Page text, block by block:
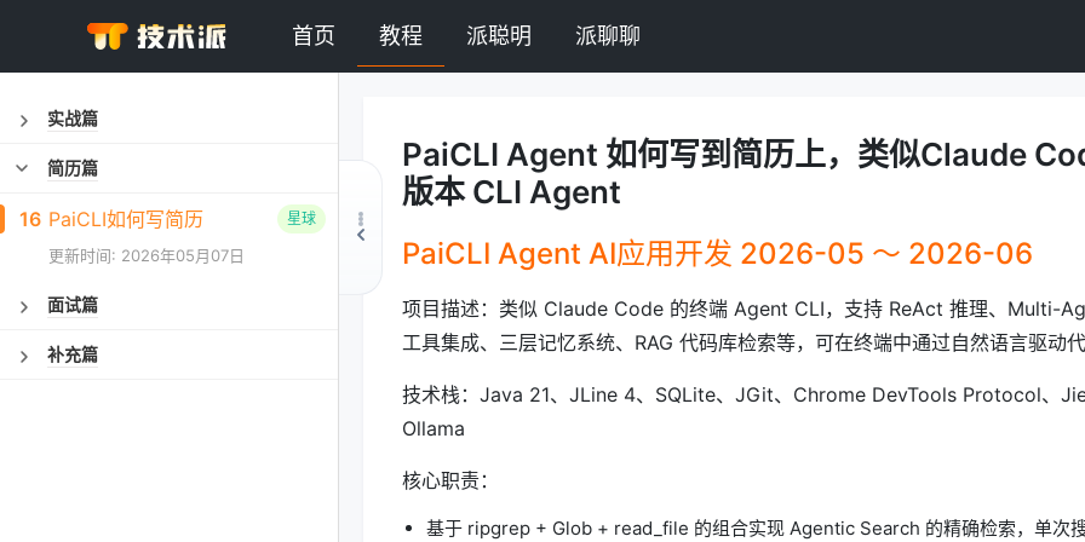
首页 教程 派聪明 派聊聊
实战篇
简历篇
16 PaiCLI如何写简历
更新时间: 2026年05月07日
星球
面试篇
补充篇
PaiCLI Agent 如何写到简历上，类似Claude
版本 CLI Agent
PaiCLI Agent AI应用开发 2026-05 ～ 2026-06
项目描述：类似 Claude Code 的终端 Agent CLI，支持 ReAct 推理、Multi-
工具集成、三层记忆系统、RAG 代码库检索等，可在终端中通过自然语言驱动
技术栈：Java 21、JLine 4、SQLite、JGit、Chrome DevTools Protocol、
Ollama
核心职责：
基于 ripgrep + Glob + read_file 的组合实现 Agentic Search 的精确检索，单次